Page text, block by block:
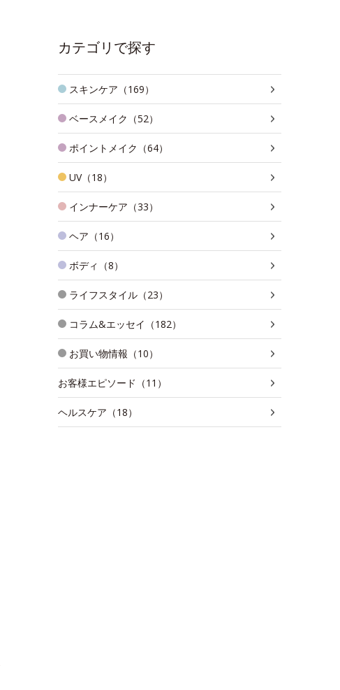
カテゴリで探す
スキンケア（169）
ベースメイク（52）
ポイントメイク（64）
UV（18）
インナーケア（33）
ヘア（16）
ボディ（8）
ライフスタイル（23）
コラム&エッセイ（182）
お買い物情報（10）
お客様エピソード（11）
ヘルスケア（18）